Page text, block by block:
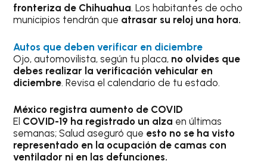
fronteriza de Chihuahua. Los habitantes de ocho
municipios tendrán que atrasar su reloj una hora.
Autos que deben verificar en diciembre
Ojo, automovilista, según tu placa, no olvides que
debes realizar la verificación vehicular en
diciembre. Revisa el calendario de tu estado.
México registra aumento de COVID
El COVID-19 ha registrado un alza en últimas
semanas; Salud aseguró que esto no se ha visto
representado en la ocupación de camas con
ventilador ni en las defunciones.